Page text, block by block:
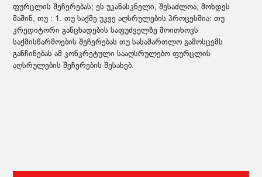
ფურცლის შეჩერებას; ეს უკანასკნელი, შესაძლოა, მოხდეს
მაშინ, თუ : 1. თუ საქმე უკვე აღსრულების პროცესშია: თუ
კრედიტორი განცხადების საფუძველზე მოითხოვს
საქმისწარმოების შეჩერებას თუ სასამართლო გამოსცემს
განჩინებას ამ კონკრეტული სააღსრულებო ფურცლის
აღსრულების შეჩერების შესახებ.